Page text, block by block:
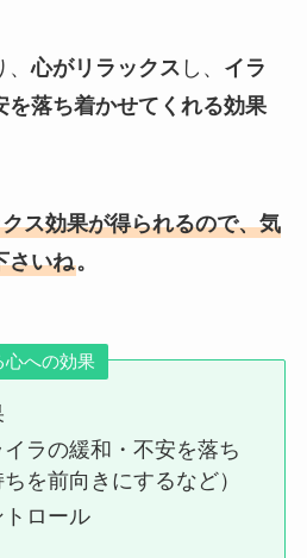
、心がリラックス し、 イラ
を落ち着かせてくれる効果
ス効果が得られるので、気
さいね。
心への効果
ラの緩和・不安を落ち
を前向きにするなど）
ロール